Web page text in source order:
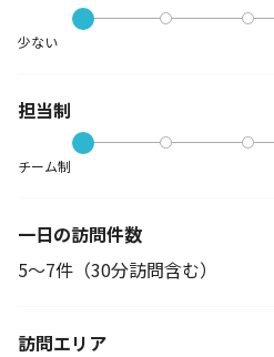
少ない
担当制
チーム制
一日の訪問件数
5～7件（30分訪問含む）
訪問エリア